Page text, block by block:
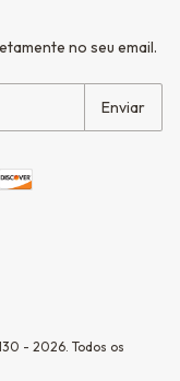
no seu email.
- 2026. Todos os